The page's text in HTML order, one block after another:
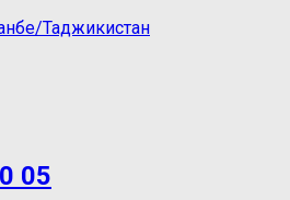
Таджикистан
05